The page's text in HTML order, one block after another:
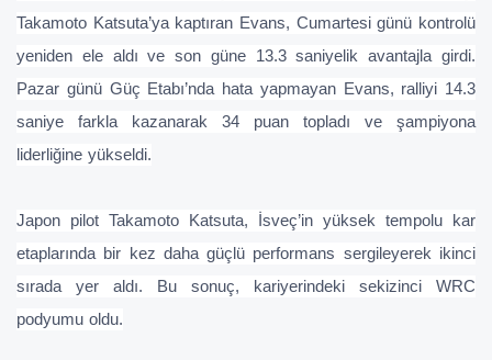
Takamoto Katsuta’ya kaptıran Evans, Cumartesi günü kontrolü
yeniden ele aldı ve son güne 13.3 saniyelik avantajla girdi.
Pazar günü Güç Etabı’nda hata yapmayan Evans, ralliyi 14.3
saniye farkla kazanarak 34 puan topladı ve şampiyona
liderliğine yükseldi.
Japon pilot Takamoto Katsuta, İsveç’in yüksek tempolu kar
etaplarında bir kez daha güçlü performans sergileyerek ikinci
sırada yer aldı. Bu sonuç, kariyerindeki sekizinci WRC
podyumu oldu.